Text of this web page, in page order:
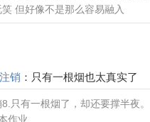
但好像不是那么容易融入
销 ： 只有一根烟也太真实了
8.只有一根烟了，却还要撑半夜
作业